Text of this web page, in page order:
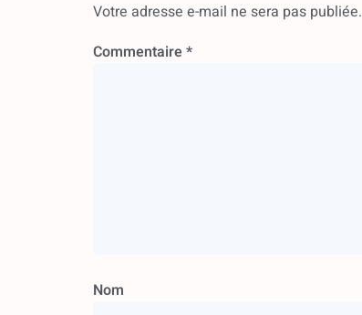
Votre adresse e-mail ne sera pas publiée.
Commentaire *
Nom